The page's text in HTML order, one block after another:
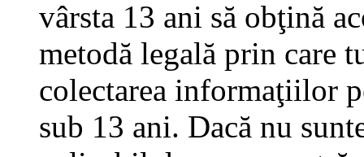
vârsta 13 ani să obţină
metodă legală prin care
colectarea informaţiilor
sub 13 ani. Dacă nu